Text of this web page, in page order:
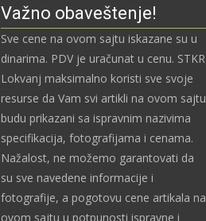
Važno obaveštenje!
Sve cene na ovom sajtu iskazane su u
dinarima. PDV je uračunat u cenu. STKR
Lokvanj maksimalno koristi sve svoje
resurse da Vam svi artikli na ovom sajtu
budu prikazani sa ispravnim nazivima
specifikacija, fotografijama i cenama.
Nažalost, ne možemo garantovati da
su sve navedene informacije i
fotografije, a pogotovu cene artikala na
ovom sajtu u potpunosti ispravne i